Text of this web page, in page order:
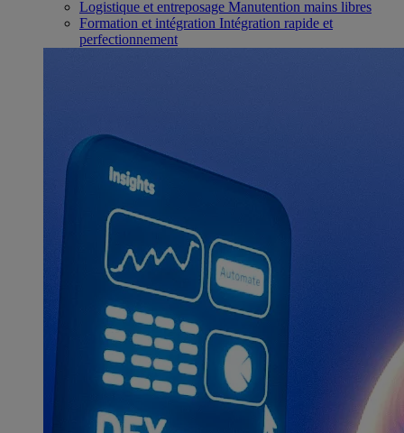
Logistique et entreposage Manutention mains libres
Formation et intégration Intégration rapide et
perfectionnement